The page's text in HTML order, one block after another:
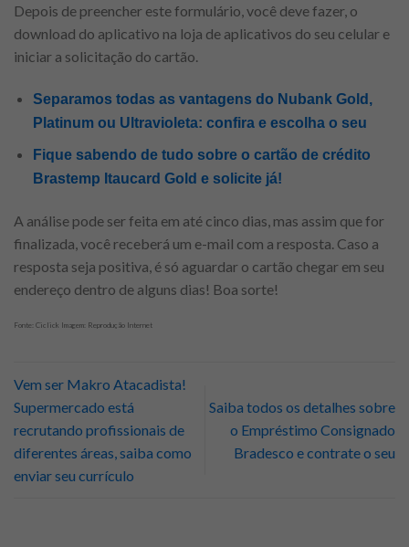
Depois de preencher este formulário, você deve fazer, o
download do aplicativo na loja de aplicativos do seu celular e
iniciar a solicitação do cartão.
Separamos todas as vantagens do Nubank Gold,
Platinum ou Ultravioleta: confira e escolha o seu
Fique sabendo de tudo sobre o cartão de crédito
Brastemp Itaucard Gold e solicite já!
A análise pode ser feita em até cinco dias, mas assim que for
finalizada, você receberá um e-mail com a resposta. Caso a
resposta seja positiva, é só aguardar o cartão chegar em seu
endereço dentro de alguns dias! Boa sorte!
Fonte: Ciclick Imagem: Reprodução Internet
Vem ser Makro Atacadista!
Supermercado está
recrutando profissionais de
diferentes áreas, saiba como
enviar seu currículo
Saiba todos os detalhes sobre
o Empréstimo Consignado
Bradesco e contrate o seu